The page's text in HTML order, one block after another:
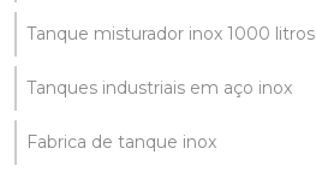
Tanque misturador inox 1000 litros
Tanques industriais em aço inox
Fabrica de tanque inox